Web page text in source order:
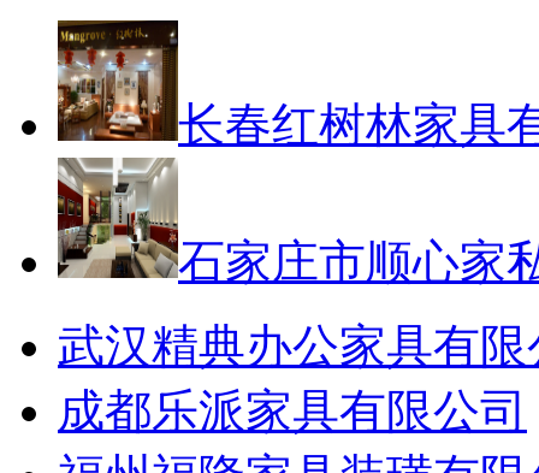
长春红树林家具
石家庄市顺心家
武汉精典办公家具有限
成都乐派家具有限公司